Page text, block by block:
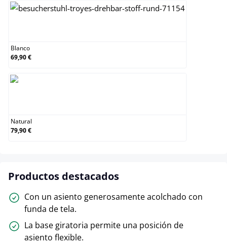
Blanco
69,90 €
Natural
79,90 €
Productos destacados
Con un asiento generosamente acolchado con
funda de tela.
La base giratoria permite una posición de
asiento flexible.